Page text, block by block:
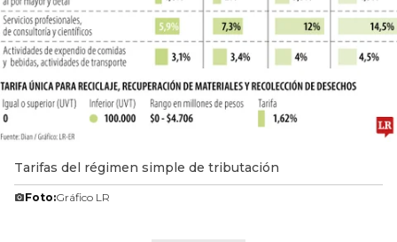
Tarifas del régimen simple de tributación
Foto:Gráfico LR